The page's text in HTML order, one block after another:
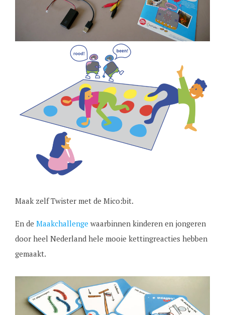
Maak zelf Twister met de Mico:bit.
En de Maakchallenge waarbinnen kinderen en jongeren
door heel Nederland hele mooie kettingreacties hebben
gemaakt.